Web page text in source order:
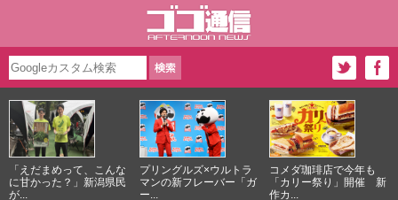
「えだまめって、こんな
に甘かった？」新潟県民
が...
プリングルズ×ウルトラ
マンの新フレーバー「ガ
ー...
コメダ珈琲店で今年も
「カリー祭り」開催 新
作カ...